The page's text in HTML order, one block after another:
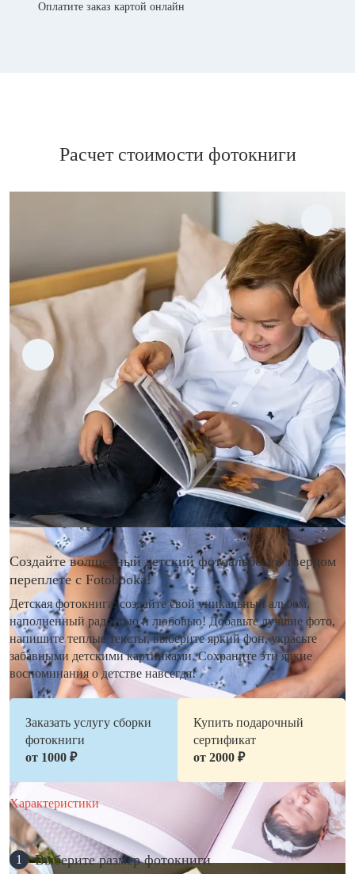
Оплатите заказ картой онлайн
Расчет стоимости фотокниги
Создайте волшебный детский фотоальбом в твердом
переплете с Fotobooka!
Детская фотокнига: создайте свой уникальный альбом,
наполненный радостью и любовью! Добавьте лучшие фото,
напишите теплые тексты, выберите яркий фон, украсьте
забавными детскими картинками. Сохраните эти яркие
воспоминания о детстве навсегда!
Заказать услугу сборки
фотокниги
от 1000 ₽
Купить подарочный
сертификат
от 2000 ₽
Характеристики
1 Выберите размер фотокниги